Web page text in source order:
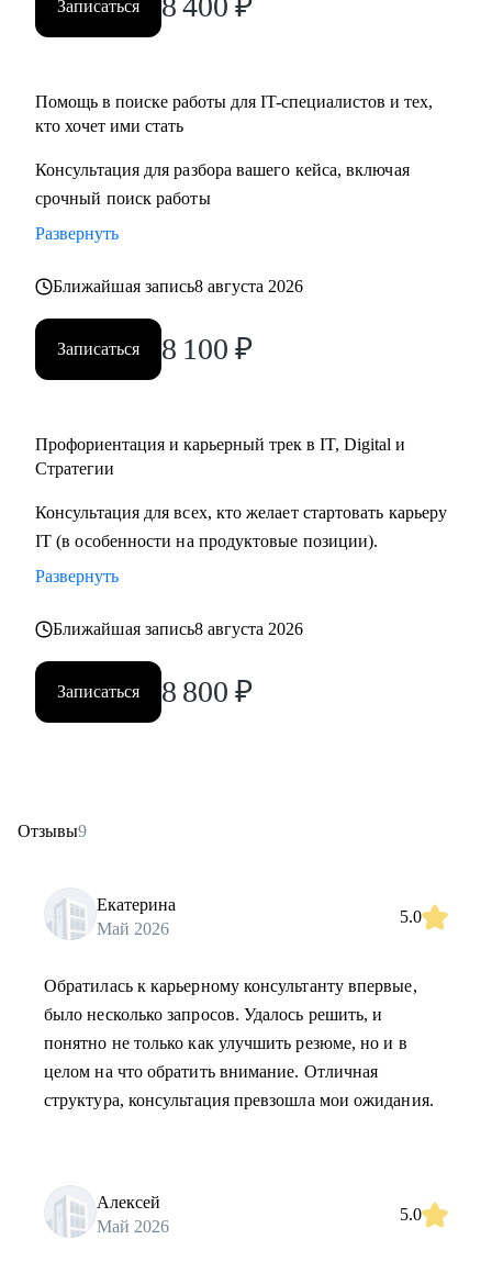
• Определим стратегию поиска подходящей роли и
Кому могу помочь:
• Product-менеджерам/Владельцам продуктов;
• Руководителям проектов/Руководителям стратегических
проектов;
• Специалистам по стратегии, инвестициям и консалтингу,
а также высшему и среднему менеджменту;
• Продуктовым аналитикам/Бизнес-аналитикам;
• Всем не IT-специалистам, которые хотят перейти в IT.
Записаться
Помощь в поиске работы для IT-специалистов и тех,
кто хочет ими стать
Консультация для разбора вашего кейса, включая
срочный поиск работы
Развернуть
Ближайшая запись8 августа 2026
Записаться 8 100 ₽
Профориентация и карьерный трек в IT, Digital и
Стратегии
Консультация для всех, кто желает стартовать карьеру
IT (в особенности на продуктовые позиции).
Развернуть
Ближайшая запись8 августа 2026
Записаться 8 800 ₽
Отзывы9
Екатерина
Май 2026
5.0
Обратилась к карьерному консультанту впервые,
было несколько запросов. Удалось решить, и
понятно не только как улучшить резюме, но и в
целом на что обратить внимание. Отличная
структура, консультация превзошла мои ожидания.
Алексей
Май 2026
5.0